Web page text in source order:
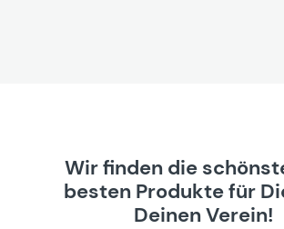
Wir finden die
besten Produkte für
Deinen Verein!